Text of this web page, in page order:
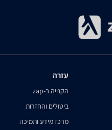
עזרה
הקנייה ב-zap
ביטולים והחזרות
מרכז מידע ותמיכה